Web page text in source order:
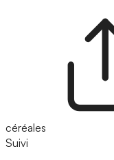
céréales
Suivi